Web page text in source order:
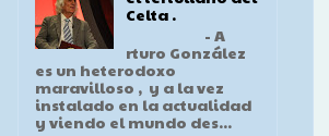
Celta .
- A
rturo González
es un heterodoxo
maravilloso , y a la vez
instalado en la actualidad
y viendo el mundo des...